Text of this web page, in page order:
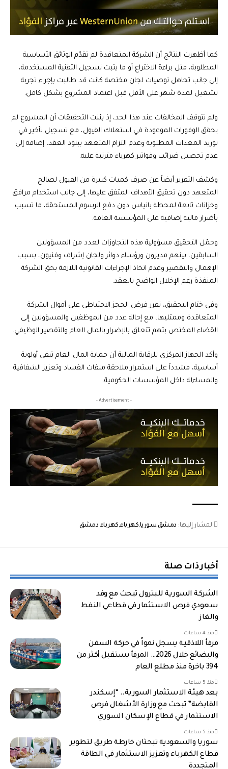
كما أظهرت النتائج أن الشركة المتعاقدة لم تقدّم الوثائق الأساسية
المطلوبة، مثل براءة الاختراع أو ما يثبت تسجيل التقنية المستخدمة،
إلى جانب تجاهل توصيات لجان مختصة كانت قد طالبت بإجراء تجربة
تشغيل لمدة شهر على الأقل قبل اعتماد المشروع بشكل كامل.
ولم تتوقف المخالفات عند هذا الحد، إذ بيّنت التحقيقات أن المشروع لم
يحقق الوفورات الموعودة في استهلاك الفيول، مع تسجيل تأخير في
توريد المعدات المطلوبة وعدم التزام المتعهد ببنود العقد، إضافة إلى
عدم تحصيل ضرائب وفواتير كهرباء مترتبة عليه.
وكشف التقرير أيضاً عن صرف كميات كبيرة من الفيول لصالح
المتعهد دون تحقيق الأهداف المتفق عليها، إلى جانب استخدام مرافق
وخزانات تابعة لمحطة بانياس دون دفع الرسوم المستحقة، ما تسبب
بأضرار مالية إضافية على المؤسسة العامة.
وحمّل التحقيق مسؤولية هذه التجاوزات لعدد من المسؤولين
السابقين، بينهم مديرون ورؤساء دوائر ولجان إشراف وفنيون، بسبب
الإهمال والتقصير وعدم اتخاذ الإجراءات القانونية اللازمة بحق الشركة
المنفذة رغم الإخلال الواضح بالعقد.
وفي ختام التحقيق، تقرر فرض الحجز الاحتياطي على أموال الشركة
المتعاقدة وممثليها، مع إحالة عدد من الموظفين والمسؤولين إلى
القضاء المختص بتهم تتعلق بالإضرار بالمال العام والتقصير الوظيفي.
وأكد الجهاز المركزي للرقابة المالية أن حماية المال العام تبقى أولوية
أساسية، مشدداً على استمرار ملاحقة ملفات الفساد وتعزيز الشفافية
والمساءلة داخل المؤسسات الحكومية.
- Advertisement -
المشار إليها: دمشقسورياكهرباء كهرباء دمشق
أخبار ذات صلة
الشركة السورية للبترول تبحث مع وفد
سعودي فرص الاستثمار في قطاعي النفط
والغاز
منذ 4 ساعات
مرفأ اللاذقية يسجل نمواً في حركة السفن
والبضائع خلال 2026… المرفأ يستقبل أكثر من
394 باخرة منذ مطلع العام
منذ 5 ساعات
بعد هيئة الاستثمار السورية.. “إسكندر
القابضة” تبحث مع وزارة الأشغال فرص
الاستثمار في قطاع الإسكان السوري
منذ 5 ساعات
سوريا والسعودية تبحثان خارطة طريق لتطوير
قطاع الكهرباء وتعزيز الاستثمار في الطاقة
المتجددة